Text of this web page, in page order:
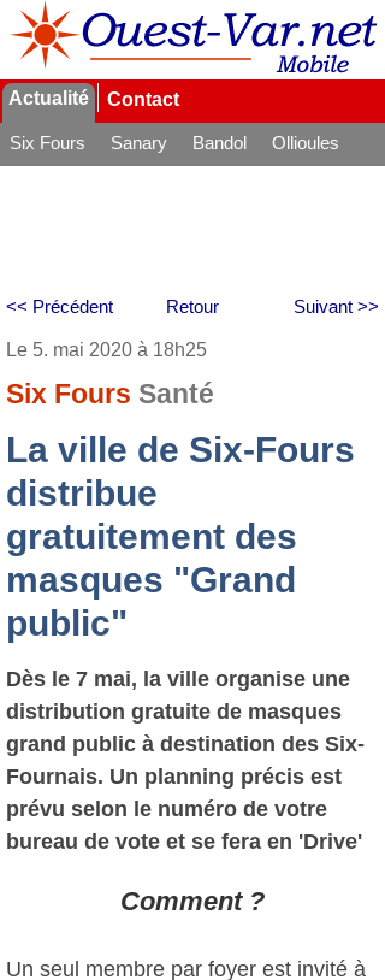
Actualité Contact
Six Fours Sanary Bandol
Ollioules
Retour
<< Précédent Suivant >>
Le 5. mai 2020 à 18h25
Six Fours Santé
La ville de Six-Fours
distribue
gratuitement des
masques "Grand
public"
Dès le 7 mai, la ville organise une
distribution gratuite de masques
grand public à destination des Six-
Fournais. Un planning précis est
prévu selon le numéro de votre
bureau de vote et se fera en 'Drive'
Comment ?
Un seul membre par foyer est invité à